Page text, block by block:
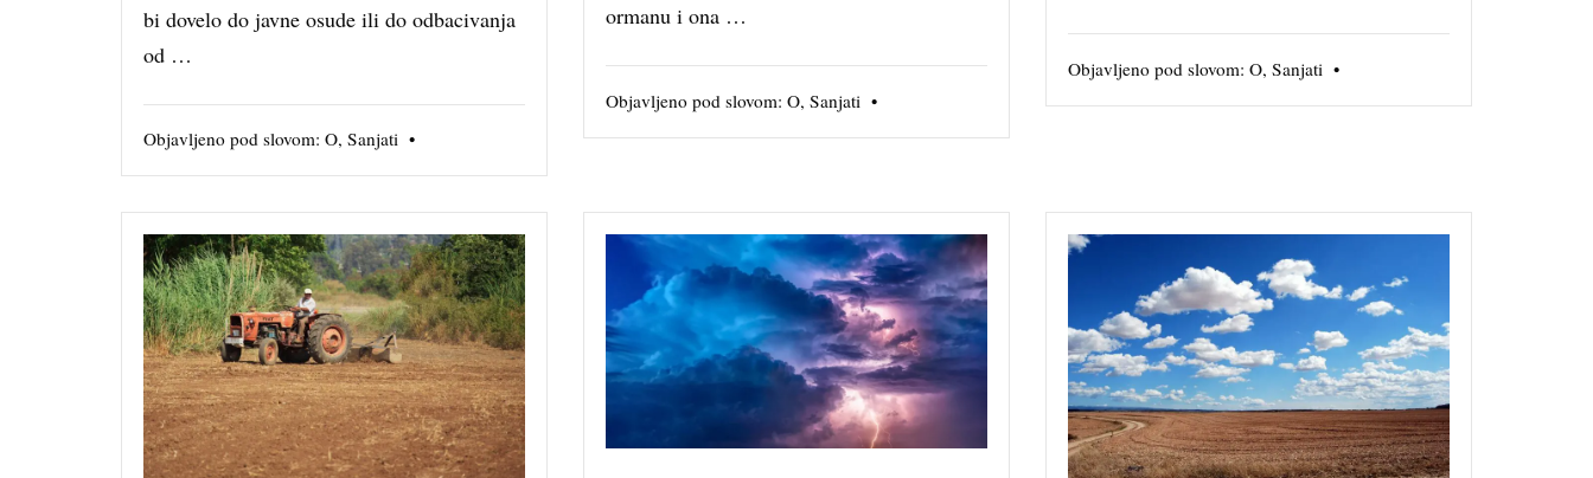
bi dovelo do javne osude ili do odbacivanja
od …
Objavljeno pod slovom: O, Sanjati •
ormanu i ona …
Objavljeno pod slovom: O, Sanjati •
Objavljeno pod slovom: O, Sanjati •